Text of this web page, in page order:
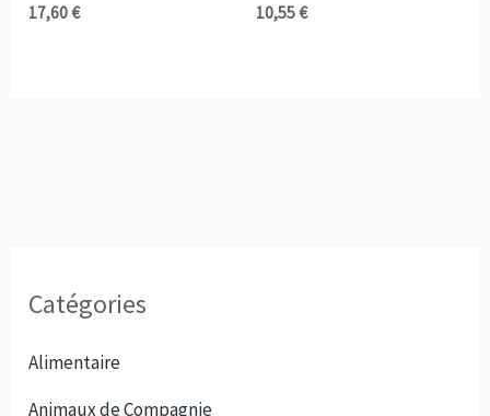
Catégories
Alimentaire
Animaux de Compagnie
17,60€ 10,55€